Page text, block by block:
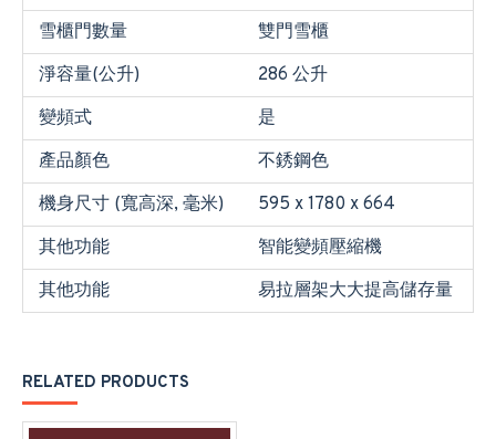
雪櫃門數量
雙門雪櫃
淨容量(公升)
286 公升
變頻式
是
產品顏色
不銹鋼色
機身尺寸 (寬高深, 毫米)
595 x 1780 x 664
其他功能
智能變頻壓縮機
其他功能
易拉層架大大提高儲存量
RELATED PRODUCTS